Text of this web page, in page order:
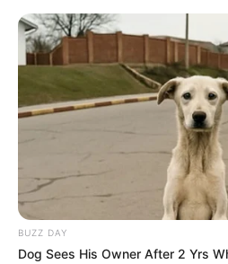
BUZZ DAY
Dog Sees His Owner After 2 Yrs